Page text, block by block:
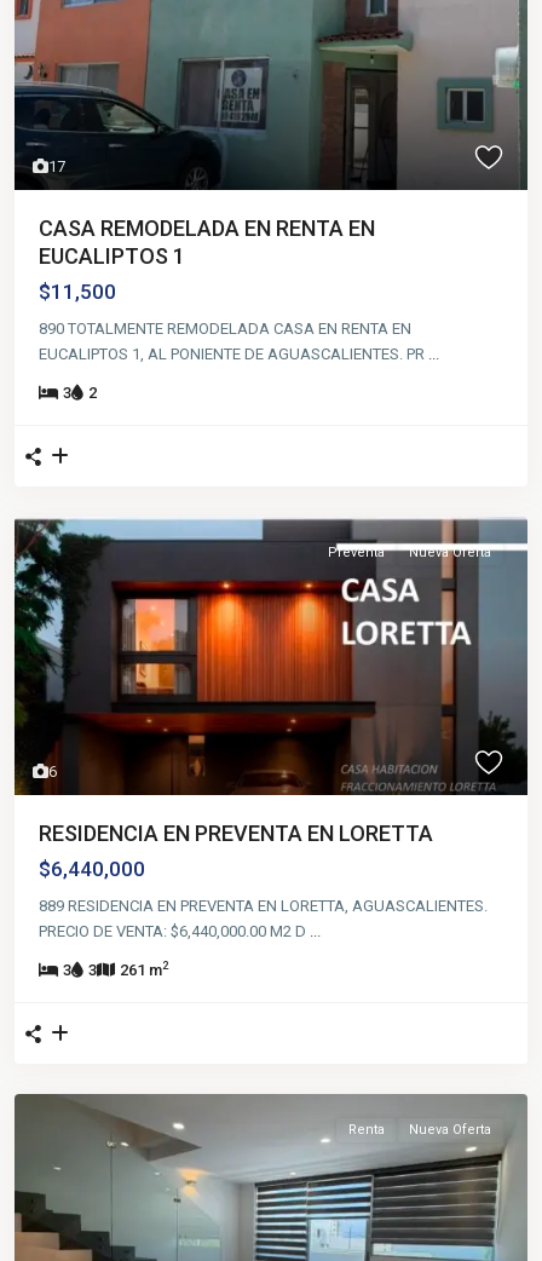
17
CASA REMODELADA EN RENTA EN
EUCALIPTOS 1
$11,500
890 TOTALMENTE REMODELADA CASA EN RENTA EN
EUCALIPTOS 1, AL PONIENTE DE AGUASCALIENTES. PR ...
3 2
6
Preventa Nueva Oferta
RESIDENCIA EN PREVENTA EN LORETTA
$6,440,000
889 RESIDENCIA EN PREVENTA EN LORETTA, AGUASCALIENTES.
PRECIO DE VENTA: $6,440,000.00 M2 D ...
3 3 261 m2
Renta Nueva Oferta